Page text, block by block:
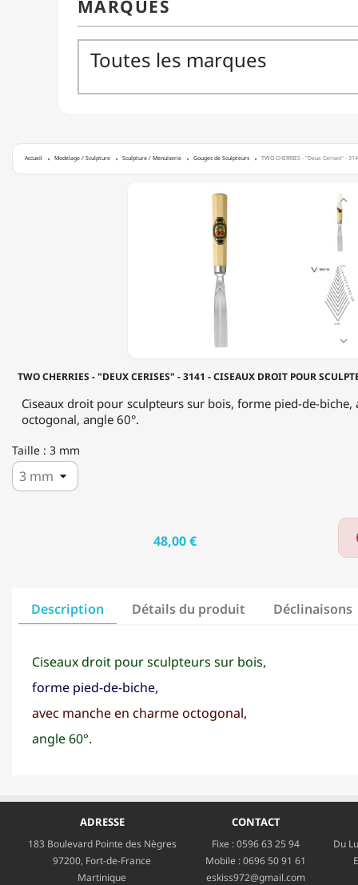
Accueil Modelage / Sculpture Sculpture / Menuiserie Gouges de Sculpteurs TWO CHERRIES - "Deux Cerises" -
FORME
PIED-
DE-
BICHE
TWO CHERRIES - "DEUX CERISES" - 3141 - CISEAUX DROIT POUR


Ciseaux droit pour sculpteurs sur bois, forme pied-de-biche,
octogonal, angle 60°.
Taille : 3 mm
48,00 €
Description Détails du produit Déclinaisons
Ciseaux droit pour sculpteurs sur bois,
forme pied-de-biche,
avec manche en charme octogonal,
angle 60°.
ADRESSE
183 Boulevard Pointe des Nègres
97200, Fort-de-France
Martinique
CONTACT
Fixe :0596 63 25 94
Mobile :0696 50 91 61
eskiss972@gmail.com
Du